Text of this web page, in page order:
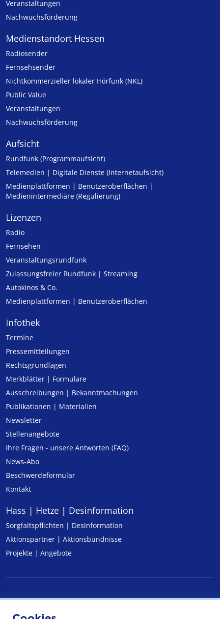
Veranstaltungen
Nachwuchsförderung
Medienstandort Hessen
Radiosender
Fernsehsender
Nicht­kommer­zieller lo­ka­ler Hör­funk (NKL)
Public Value
Veranstaltungen
Nachwuchsförderung
Aufsicht
Rundfunk (Programmaufsicht)
Telemedien | Digitale Dienste (Internetaufsicht)
Medienplattformen | Benutzeroberflächen |
Medienintermediäre (Regulierung)
Lizenzen
Radio
Fernsehen
Veranstaltungsrundfunk
Zulassungs­freier Rund­funk | Streaming
Autokinos & Co.
Medienplattformen | Benutzeroberflächen
Infothek
Termine
Pressemitteilungen
Rechtsgrundlagen
Merkblätter | Formulare
Ausschreibungen | Bekanntmachungen
Publikationen | Materialien
Newsletter
Stellenangebote
Ihre Fragen - unsere Antworten (FAQ)
News-Abo
Beschwerdeformular
Kontakt
Hass | Hetze | Desinformation
Sorgfaltspflichten | Desinformation
Aktionspartner | Aktionsbündnisse
Projekte | Angebote